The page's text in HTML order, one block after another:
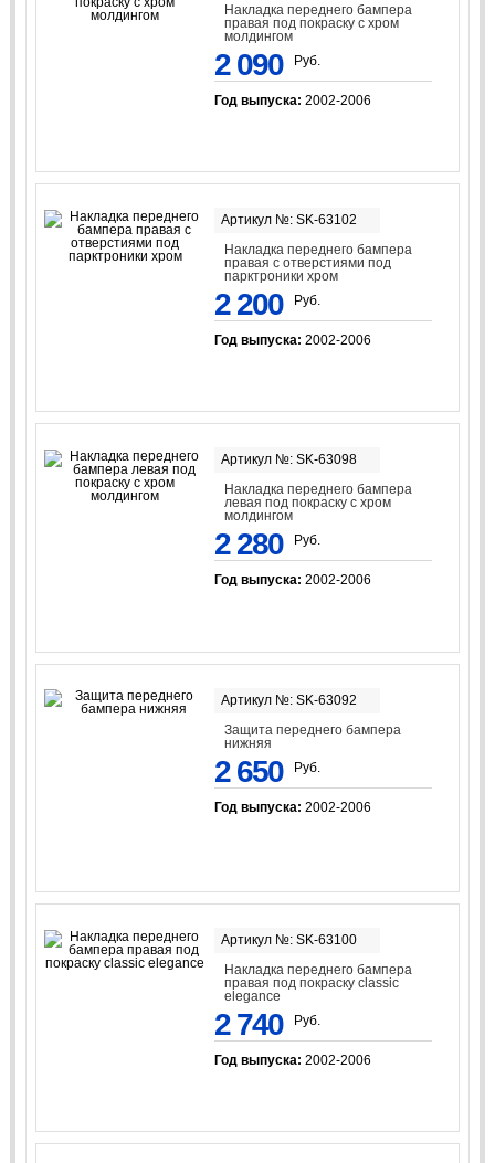
Накладка переднего бампера
правая под покраску с хром
молдингом
2 090 Руб.
Год выпуска: 2002-2006
Артикул №: SK-63102
Накладка переднего бампера
правая с отверстиями под
парктроники хром
2 200 Руб.
Год выпуска: 2002-2006
Артикул №: SK-63098
Накладка переднего бампера
левая под покраску с хром
молдингом
2 280 Руб.
Год выпуска: 2002-2006
Артикул №: SK-63092
Защита переднего бампера
нижняя
2 650 Руб.
Год выпуска: 2002-2006
Артикул №: SK-63100
Накладка переднего бампера
правая под покраску classic
elegance
2 740 Руб.
Год выпуска: 2002-2006